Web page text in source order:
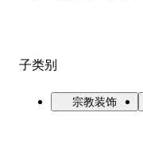
子类别
宗教装饰